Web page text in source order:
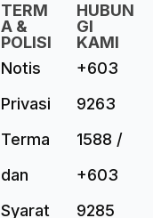
TERM
A &
POLISI
Notis
Privasi
Terma
dan
Syarat
HUBUN
GI
KAMI
+603
9263
1588 /
+603
9285